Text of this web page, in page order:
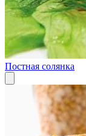
Постная солянка